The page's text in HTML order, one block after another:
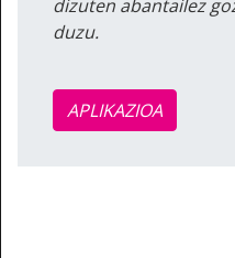
dizuten abantailez
duzu.
APLIKAZIOA